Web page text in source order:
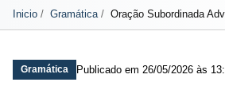
Inicio Gramática Oração Subordinada
Gramática Publicado em 26/05/2026 às